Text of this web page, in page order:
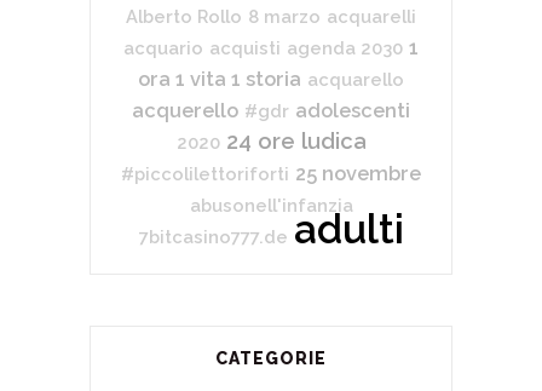
Alberto Rollo 8 marzo acquarelli
acquario acquisti agenda 2030 1
ora 1 vita 1 storia acquarello
acquerello #gdr adolescenti
2020 24 ore ludica
#piccolilettoriforti 25 novembre
abusonell'infanzia
7bitcasino777.de adulti
CATEGORIE